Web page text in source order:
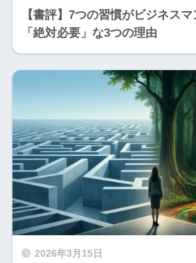
【書評】7つの習慣がビジネス
「絶対必要」な3つの理由
2026年3月15日